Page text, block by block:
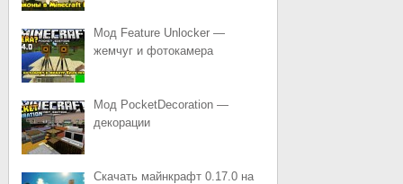
Мод Feature Unlocker —
жемчуг и фотокамера
Мод PocketDecoration —
декорации
Скачать майнкрафт 0.17.0 на